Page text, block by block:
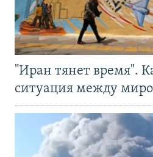
"Иран тянет время".
ситуация между